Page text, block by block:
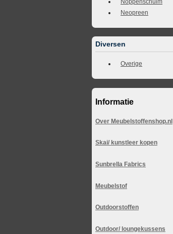
Noppenschuim
Neopreen
Diversen
Overige
Informatie
Over Meubelstoffenshop.nl
Skai/ kunstleer kopen
Sunbrella Fabrics
Meubelstof
Outdoorstoffen
Outdoor/ loungekussens